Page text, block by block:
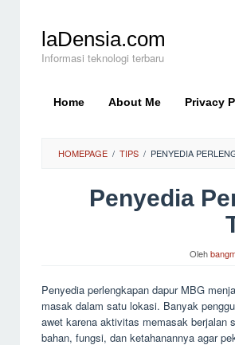
kontenlaDensia.com
Informasi teknologi terbaru
Home About Me Privacy
HOMEPAGE / TIPS / PENYEDIA
Penyedia
Oleh
Penyedia perlengkapan dapur MBG
masak dalam satu lokasi. Banyak
awet karena aktivitas memasak berjalan
bahan, fungsi, dan ketahanannya agar